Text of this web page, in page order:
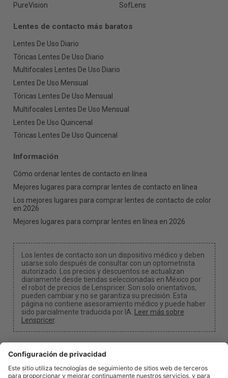
PureVision
SofLens
Lentes de contacto más baratos
Lentes De Uso Diario
Tóricas Lentes De Uso Diario
Multifocales Lentes De Uso Diario
Lentes De Uso Mensual
Tóricas Lentes De Uso Mensual
Multifocales Lentes De Uso Mensual
Lentes De Uso Quincenal
Tóricas Lentes De Uso Quincenal
Información
Cómo ordenar lentes de contacto en línea
Mejores lugares para comprar lentes de contacto en línea
Los mejores lugares para comprar lentes de contacto de color
en 2026
Mejores lugares para comprar lentes en línea en 2026
Los lentes de contacto son un dispositivo médico y deben
usarse solo después de consultar con un optometrista
autorizado. Los precios y descuentos se actualizan
diariamente desde tiendas seleccionadas en México por
el robot de precios de Lenspricer. Son solo orientativos,
pueden cambiar y no se garantiza su precisión. Esta
página no contiene asesoramiento médico y puede haber
sido parcialmente traducida por IA. Leer más sobre
Lenspricer.